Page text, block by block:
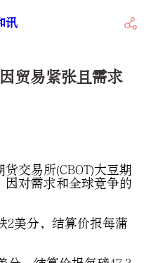
讯
贸易紧张且需求
交易所(CBOT)大豆期
因对需求和全球竞争的
2美分，结算价报每蒲